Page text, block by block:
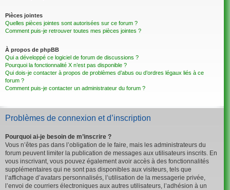
Pièces jointes
Quelles pièces jointes sont autorisées sur ce forum ?
Comment puis-je retrouver toutes mes pièces jointes ?
À propos de phpBB
Qui a développé ce logiciel de forum de discussions ?
Pourquoi la fonctionnalité X n’est pas disponible ?
Qui dois-je contacter à propos de problèmes d’abus ou d’ordres légaux liés à ce
forum ?
Comment puis-je contacter un administrateur du forum ?
Problèmes de connexion et d’inscription
Pourquoi ai-je besoin de m’inscrire ?
Vous n’êtes pas dans l’obligation de le faire, mais les administrateurs du
forum peuvent limiter la publication de messages aux utilisateurs inscrits. En
vous inscrivant, vous pouvez également avoir accès à des fonctionnalités
supplémentaires qui ne sont pas disponibles aux visiteurs, tels que
l’affichage d’avatars personnalisés, l’utilisation de la messagerie privée,
l’envoi de courriers électroniques aux autres utilisateurs, l’adhésion à un